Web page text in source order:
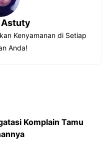
Kenyamanan di Setiap
Anda!
Komplain Tamu